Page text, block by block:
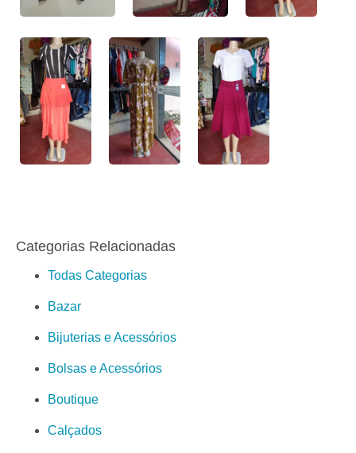
Categorias Relacionadas
Todas Categorias
Bazar
Bijuterias e Acessórios
Bolsas e Acessórios
Boutique
Calçados